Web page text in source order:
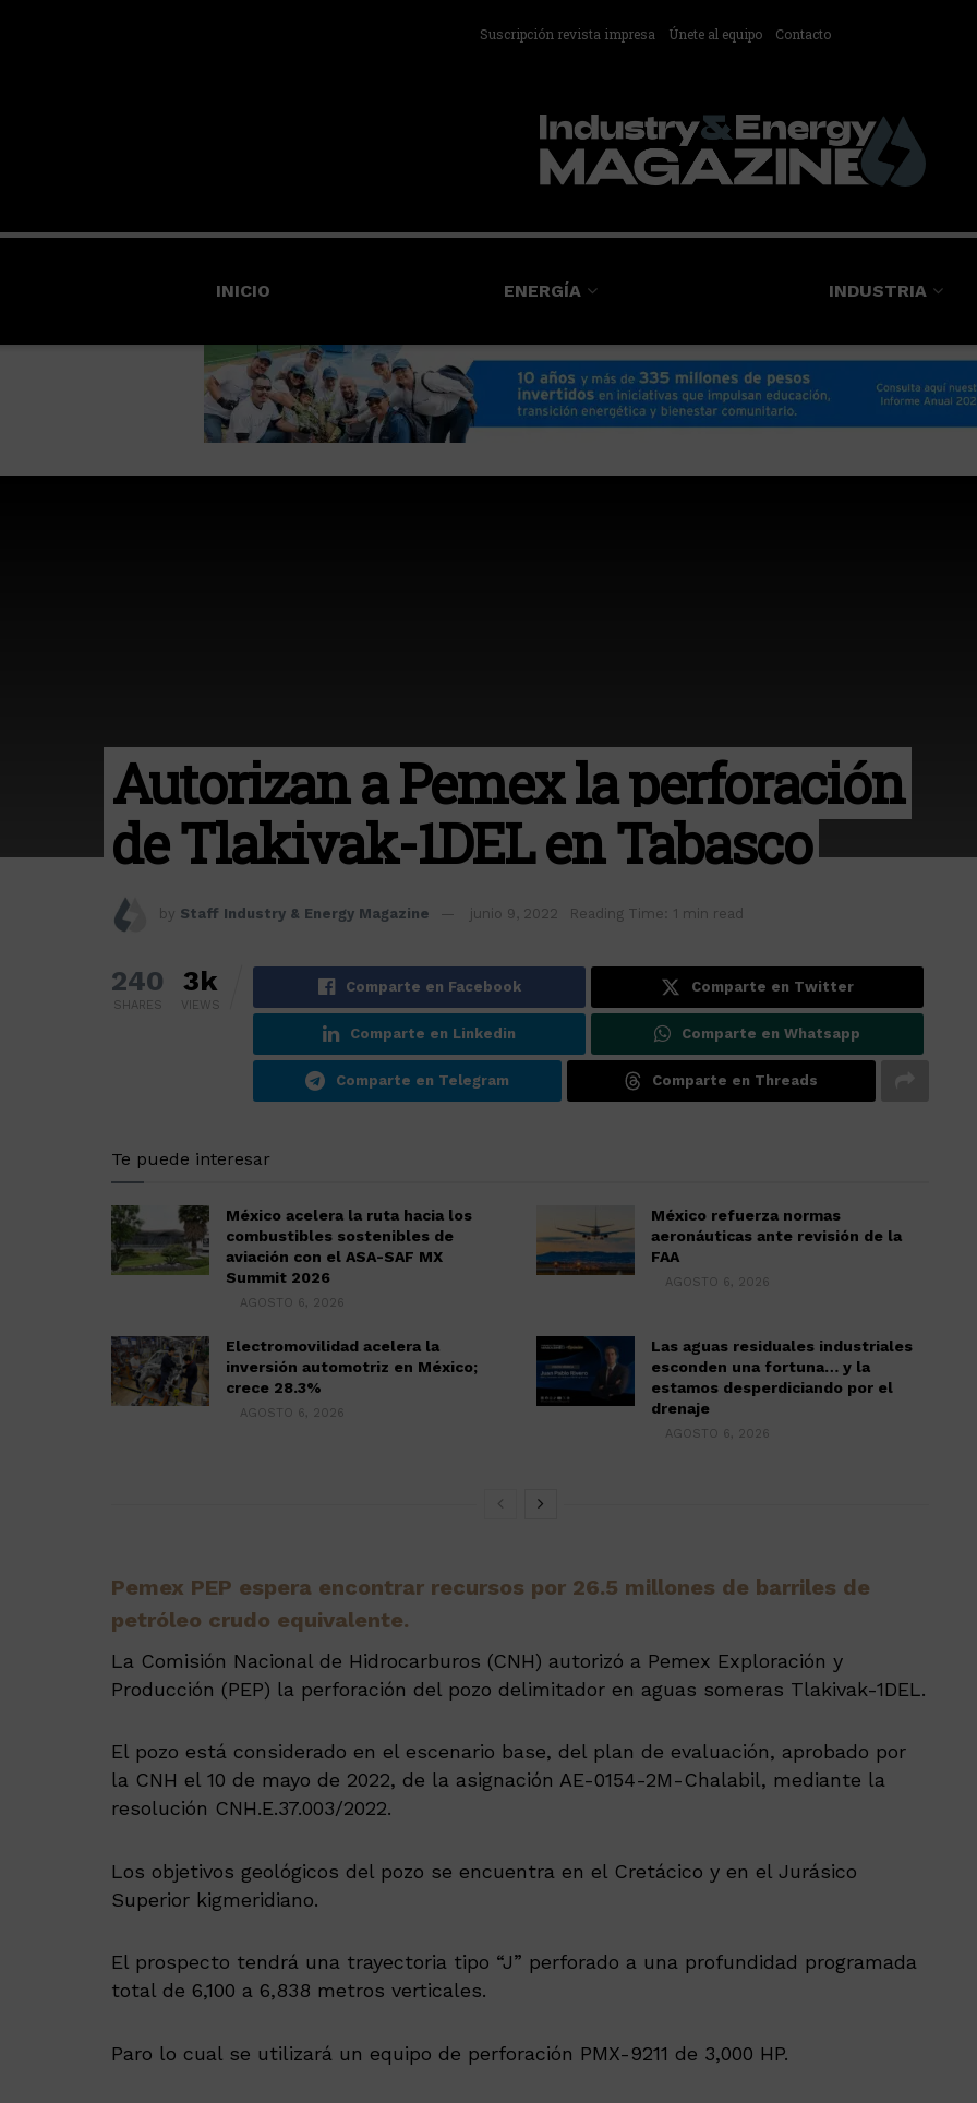
Suscripción revista impresa Únete al equipo Contacto
INICIO ENERGÍA INDUSTRIA
Autorizan a Pemex la perforación
de Tlakivak-1DEL en Tabasco
by Staff Industry & Energy Magazine junio 9, 2022 Reading Time: 1 min read
240
SHARES
3k
VIEWS
Comparte en Facebook Comparte en Twitter
Comparte en Linkedin Comparte en Whatsapp
Comparte en Telegram Comparte en Threads
Te puede interesar
México acelera la ruta hacia los
combustibles sostenibles de
aviación con el ASA-SAF MX
Summit 2026
AGOSTO 6, 2026
México refuerza normas
aeronáuticas ante revisión de la
FAA
AGOSTO 6, 2026
Electromovilidad acelera la
inversión automotriz en México;
crece 28.3%
AGOSTO 6, 2026
Las aguas residuales industriales
esconden una fortuna… y la
estamos desperdiciando por el
drenaje
AGOSTO 6, 2026
Pemex PEP espera encontrar recursos por 26.5 millones de barriles de
petróleo crudo equivalente.
La Comisión Nacional de Hidrocarburos (CNH) autorizó a Pemex Exploración y
Producción (PEP) la perforación del pozo delimitador en aguas someras Tlakivak-1DEL.
El pozo está considerado en el escenario base, del plan de evaluación, aprobado por
la CNH el 10 de mayo de 2022, de la asignación AE-0154-2M-Chalabil, mediante la
resolución CNH.E.37.003/2022.
Los objetivos geológicos del pozo se encuentra en el Cretácico y en el Jurásico
Superior kigmeridiano.
El prospecto tendrá una trayectoria tipo “J” perforado a una profundidad programada
total de 6,100 a 6,838 metros verticales.
Paro lo cual se utilizará un equipo de perforación PMX-9211 de 3,000 HP.